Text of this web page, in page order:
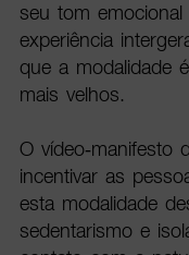
seu tom
experiência
que a modalidade
mais velhos.
O vídeo-manifesto
incentivar as
esta modalidade
sedentarismo e